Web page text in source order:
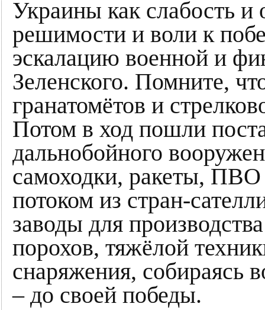
Украины как слабость и
решимости и воли к
эскалацию военной и
Зеленского. Помните,
гранатомётов и
Потом в ход пошли
дальнобойного
самоходки, ракеты,
потоком из стран-
заводы для
порохов, тяжёлой
снаряжения, собираясь
– до своей победы.